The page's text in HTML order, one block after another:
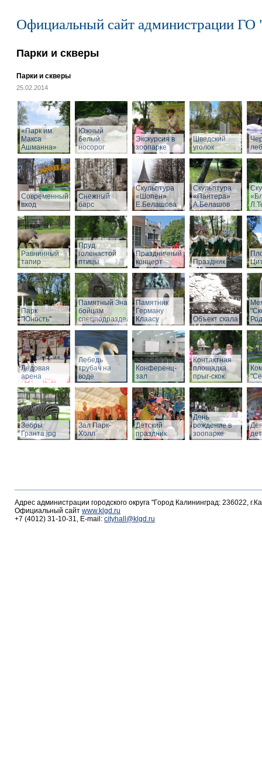
Официальный сайт администрации ГО
Парки и скверы
Парки и скверы
25.02.2014
«Парк им.
Макса
Ашманна»
Южный
белый
носорог
Экскурсия в
зоопарке
Шведский
уголок
Современный
вход
Снежный
барс
Скульптура
«Шопен»
Е.Белашова
Скульптура
«Пантера»
А.Белашов
Равнинный
тапир
Пруд
голенастой
птицы
Праздничный
концерт
Праздник
Парк
"Юность"
Памятный Знак
бойцам
спецподразделений
Памятник
Герману
Клаасу
Объект скала
Ледовая
арена
Лебедь
трубач на
воде
Конференц-
зал
Контактная
площадка
прыг-скок
Зебры
Гранта.jpg
Зал Парк-
Холл
Детский
праздник
День
рождение в
зоопарке
Адрес администрации городского округа "Город Калининград: 236022,
Официальный сайт www.klgd.ru
+7 (4012) 31-10-31, E-mail: cityhall@klgd.ru